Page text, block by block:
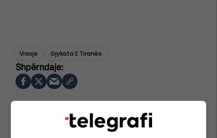
Vrasje Gjykata E Tiranës